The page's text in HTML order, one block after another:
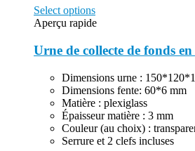
Select options
Aperçu rapide
Urne de collecte de fonds
Dimensions urne :
Dimensions fente: 60*6 mm
Matière : plexiglass
Épaisseur matière : 3 mm
Couleur (au choix) :
Serrure et 2 clefs incluses